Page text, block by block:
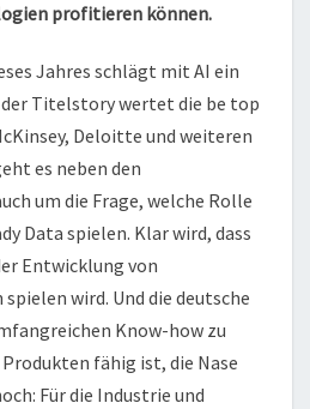
profitieren können.
Jahres schlägt mit AI ein
Titelstory wertet die be top
Deloitte und weiteren
es neben den
um die Frage, welche Rolle
Data spielen. Klar wird, dass
Entwicklung von
wird. Und die deutsche
Know-how zu
fähig ist, die Nase
Für die Industrie und